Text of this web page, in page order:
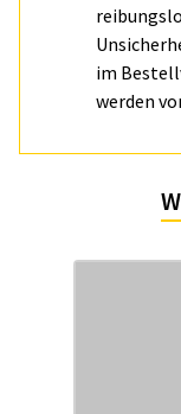
im
werden